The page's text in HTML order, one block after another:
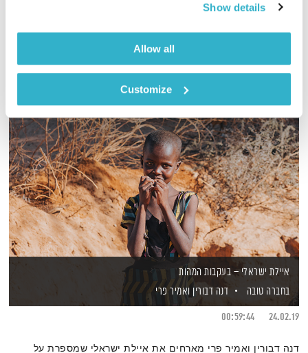
Show details
Allow all
Customize
מעולה בעריכתה ובהגשתה
אודיו
איילת ישראלי – בעקבות המהות
בחברה טובה
דנה דבורין ואמיר פרי
24.02.19
00:59:44
דנה דבורין ואמיר פרי מארחים את איילת ישראלי שמספרת על